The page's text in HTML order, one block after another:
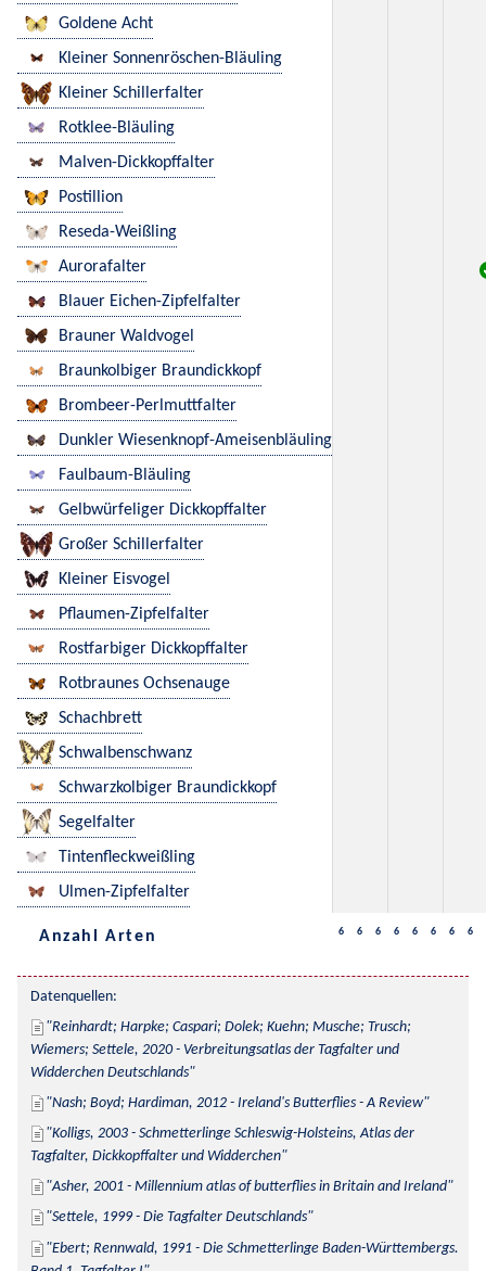
Goldene Acht
Kleiner Sonnenröschen-Bläuling
Kleiner Schillerfalter
Rotklee-Bläuling
Malven-Dickkopffalter
Postillion
Reseda-Weißling
Aurorafalter
Blauer Eichen-Zipfelfalter
Brauner Waldvogel
Braunkolbiger Braundickkopf
Brombeer-Perlmuttfalter
Dunkler Wiesenknopf-Ameisenbläuling
Faulbaum-Bläuling
Gelbwürfeliger Dickkopffalter
Großer Schillerfalter
Kleiner Eisvogel
Pflaumen-Zipfelfalter
Rostfarbiger Dickkopffalter
Rotbraunes Ochsenauge
Schachbrett
Schwalbenschwanz
Schwarzkolbiger Braundickkopf
Segelfalter
Tintenfleckweißling
Ulmen-Zipfelfalter
Anzahl Arten 6 6 6 6 6 6 6 6
Datenquellen:
Reinhardt; Harpke; Caspari; Dolek; Kuehn; Musche; Trusch;
Wiemers; Settele, 2020 - Verbreitungsatlas der Tagfalter und
Widderchen Deutschlands
Nash; Boyd; Hardiman, 2012 - Ireland's Butterflies - A Review
Kolligs, 2003 - Schmetterlinge Schleswig-Holsteins, Atlas der
Tagfalter, Dickkopffalter und Widderchen
Asher, 2001 - Millennium atlas of butterflies in Britain and Ireland
Settele, 1999 - Die Tagfalter Deutschlands
Ebert; Rennwald, 1991 - Die Schmetterlinge Baden-Württembergs.